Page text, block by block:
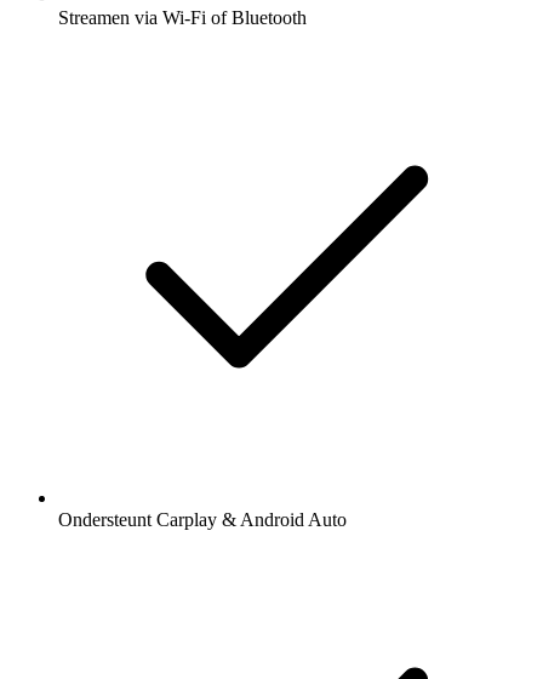
Streamen via Wi-Fi of Bluetooth
Ondersteunt Carplay & Android Auto